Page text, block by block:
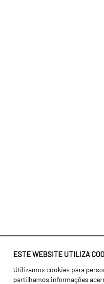
ESTE WEBSITE UTILIZA
Utilizamos cookies para
partilhamos informações
Identidade